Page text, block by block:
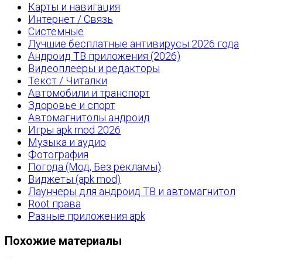
Карты и навигация
Интернет / Связь
Системные
Лучшие бесплатные антивирусы 2026 года
Андроид ТВ приложения (2026)
Видеоплееры и редакторы
Текст / Читалки
Автомобили и транспорт
Здоровье и спорт
Автомагнитолы андроид
Игры apk mod 2026
Музыка и аудио
Фотография
Погода (Мод, Без рекламы)
Виджеты (apk mod)
Лаунчеры для андроид ТВ и автомагнитол
Root права
Разные приложения apk
Похожие материалы